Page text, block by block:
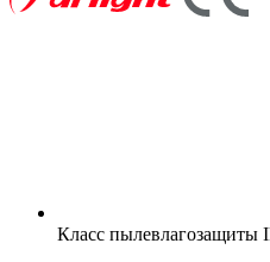
Класс пылевлагозащиты